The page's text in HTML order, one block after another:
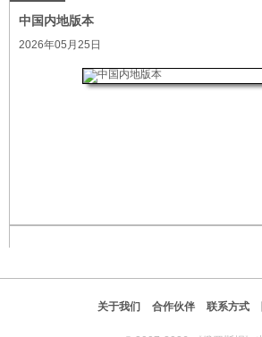
中国内地版本
2026年05月25日
关于我们 合作伙伴 联系方式